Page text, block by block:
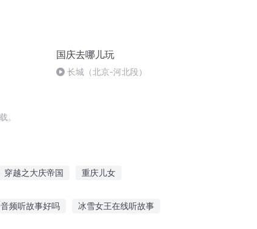
国庆去哪儿玩
长城（北京-河北段）
。
穿越之大庆帝国 重庆儿女
频听故事好吗 冰雪女王在线听故事